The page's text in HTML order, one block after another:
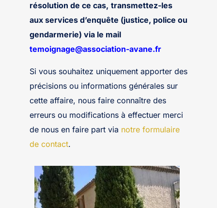
résolution de ce cas, transmettez-les
aux services d’enquête (justice, police ou
gendarmerie) via le mail
temoignage@association-avane.fr
Si vous souhaitez uniquement apporter des
précisions ou informations générales sur
cette affaire, nous faire connaître des
erreurs ou modifications à effectuer merci
de nous en faire part via notre formulaire
de contact.